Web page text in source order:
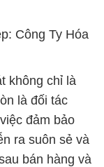
Công Ty Hóa
không chỉ là
là đối tác
đảm bảo
ra suôn sẻ và
bán hàng và